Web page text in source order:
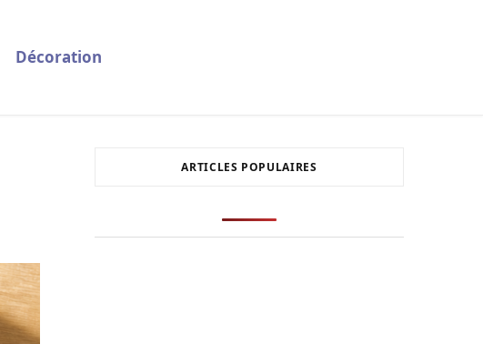
Décoration
ARTICLES POPULAIRES